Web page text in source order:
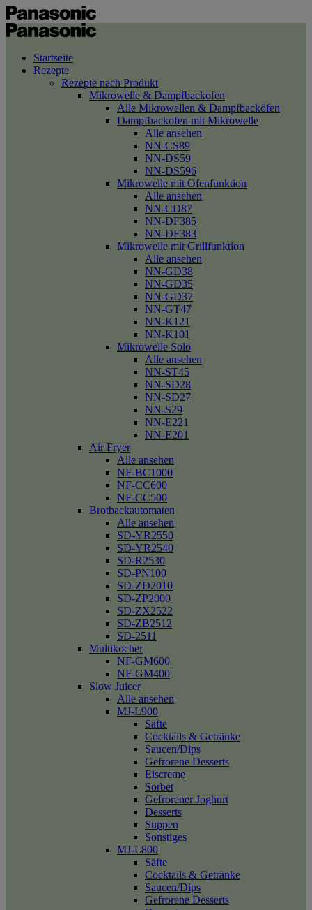
Startseite
Rezepte
Rezepte nach Produkt
Mikrowelle & Dampfbackofen
Alle Mikrowellen & Dampfbacköfen
Dampfbackofen mit Mikrowelle
Alle ansehen
NN-CS89
NN-DS59
NN-DS596
Mikrowelle mit Ofenfunktion
Alle ansehen
NN-CD87
NN-DF385
NN-DF383
Mikrowelle mit Grillfunktion
Alle ansehen
NN-GD38
NN-GD35
NN-GD37
NN-GT47
NN-K121
NN-K101
Mikrowelle Solo
Alle ansehen
NN-ST45
NN-SD28
NN-SD27
NN-S29
NN-E221
NN-E201
Air Fryer
Alle ansehen
NF-BC1000
NF-CC600
NF-CC500
Brotbackautomaten
Alle ansehen
SD-YR2550
SD-YR2540
SD-R2530
SD-PN100
SD-ZD2010
SD-ZP2000
SD-ZX2522
SD-ZB2512
SD-2511
Multikocher
NF-GM600
NF-GM400
Slow Juicer
Alle ansehen
MJ-L900
Säfte
Cocktails & Getränke
Saucen/Dips
Gefrorene Desserts
Eiscreme
Sorbet
Gefrorener Joghurt
Desserts
Suppen
Sonstiges
MJ-L800
Säfte
Cocktails & Getränke
Saucen/Dips
Gefrorene Desserts